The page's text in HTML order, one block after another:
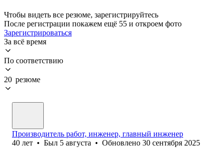
Чтобы видеть все резюме, зарегистрируйтесь
После регистрации покажем ещё 55 и откроем фото
Зарегистрироваться
За всё время
По соответствию
20 резюме
Производитель работ, инженер, главный инженер
40 лет • Был 5 августа • Обновлено 30 сентября 2025